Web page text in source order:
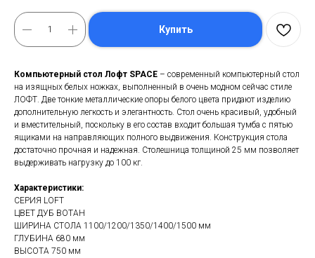
Купить
Компьютерный стол Лофт SPACE – современный компьютерный стол
на изящных белых ножках, выполненный в очень модном сейчас стиле
ЛОФТ. Две тонкие металлические опоры белого цвета придают изделию
дополнительную легкость и элегантность. Стол очень красивый, удобный
и вместительный, поскольку в его состав входит большая тумба с пятью
ящиками на направляющих полного выдвижения. Конструкция стола
достаточно прочная и надежная. Столешница толщиной 25 мм позволяет
выдерживать нагрузку до 100 кг.
Характеристики:
СЕРИЯ LOFT
ЦВЕТ ДУБ ВОТАН
ШИРИНА СТОЛА 1100/1200/1350/1400/1500 мм
ГЛУБИНА 680 мм
ВЫСОТА 750 мм